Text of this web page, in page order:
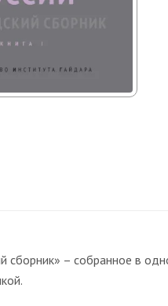
сборник» – собранное в